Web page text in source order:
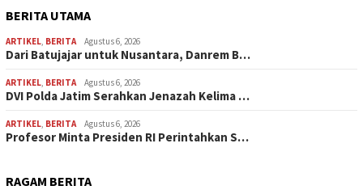
BERITA UTAMA
ARTIKEL BERITA Agustus 6, 2026
Dari Batujajar untuk Nusantara, Danrem B…
ARTIKEL BERITA Agustus 6, 2026
DVI Polda Jatim Serahkan Jenazah Kelima …
ARTIKEL BERITA Agustus 6, 2026
Profesor Minta Presiden RI Perintahkan S…
RAGAM BERITA